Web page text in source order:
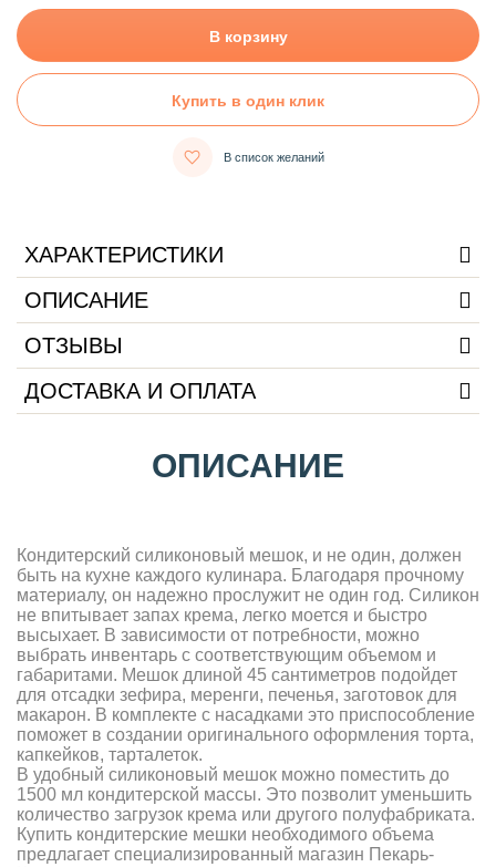
В корзину
Купить в один клик
В список желаний
ХАРАКТЕРИСТИКИ
ОПИСАНИЕ
ОТЗЫВЫ
ДОСТАВКА И ОПЛАТА
ОПИСАНИЕ
Кондитерский силиконовый мешок, и не один, должен
быть на кухне каждого кулинара. Благодаря прочному
материалу, он надежно прослужит не один год. Силикон
не впитывает запах крема, легко моется и быстро
высыхает. В зависимости от потребности, можно
выбрать инвентарь с соответствующим объемом и
габаритами. Мешок длиной 45 сантиметров подойдет
для отсадки зефира, меренги, печенья, заготовок для
макарон. В комплекте с насадками это приспособление
поможет в создании оригинального оформления торта,
капкейков, тарталеток.
В удобный силиконовый мешок можно поместить до
1500 мл кондитерской массы. Это позволит уменьшить
количество загрузок крема или другого полуфабриката.
Купить кондитерские мешки необходимого объема
предлагает специализированный магазин Пекарь-